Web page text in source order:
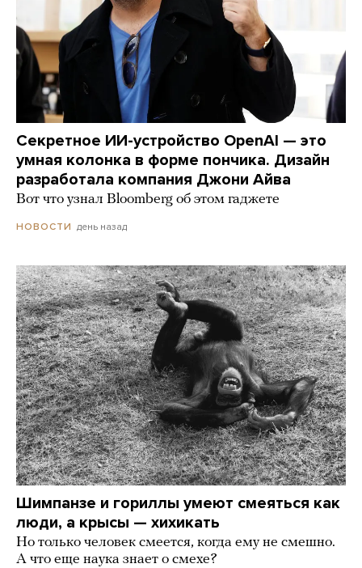
Секретное ИИ-устройство OpenAI — это
умная колонка в форме пончика. Дизайн
разработала компания Джони Айва
Вот что узнал Bloomberg об этом гаджете
НОВОСТИ день назад
Шимпанзе и гориллы умеют смеяться как
люди, а крысы — хихикать
Но только человек смеется, когда ему не смешно.
А что еще наука знает о смехе?